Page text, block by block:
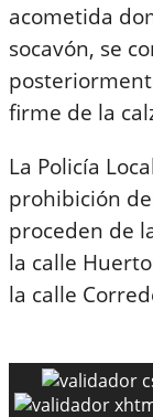
acometida
socavón, se
firme de la
La Policía
prohibición
proceden de
la calle
la calle